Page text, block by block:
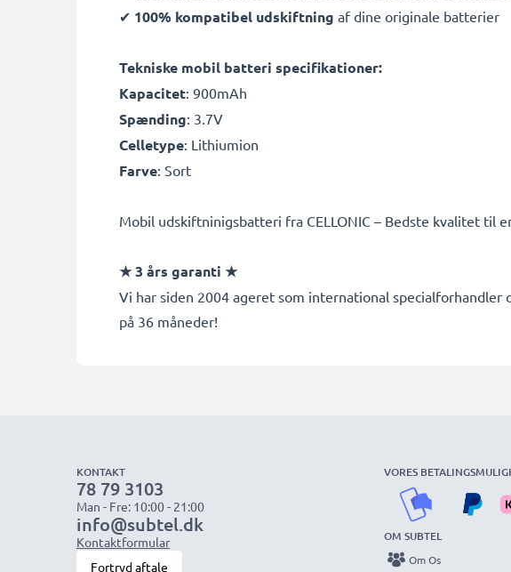
✔ 100% kompatibel udskiftning af dine originale batterier
Tekniske mobil batteri specifikationer:
Kapacitet: 900mAh
Spænding: 3.7V
Celletype: Lithiumion
Farve: Sort
Mobil udskiftninigsbatteri fra CELLONIC – Bedste kvalitet til
★ 3 års garanti ★
Vi har siden 2004 ageret som international
på 36 måneder!
KONTAKT
78 79 3103
Man - Fre: 10:00 - 21:00
info@subtel.dk
Kontaktformular
Fortryd aftale
VORES
OM SUBTEL
Om Os